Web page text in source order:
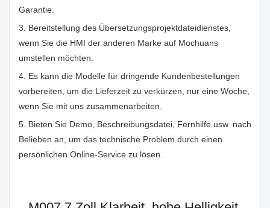
Garantie.
3. Bereitstellung des Übersetzungsprojektdateidienstes,
wenn Sie die HMI der anderen Marke auf Mochuans
umstellen möchten.
4. Es kann die Modelle für dringende Kundenbestellungen
vorbereiten, um die Lieferzeit zu verkürzen, nur eine Woche,
wenn Sie mit uns zusammenarbeiten.
5. Bieten Sie Demo, Beschreibungsdatei, Fernhilfe usw. nach
Belieben an, um das technische Problem durch einen
persönlichen Online-Service zu lösen.